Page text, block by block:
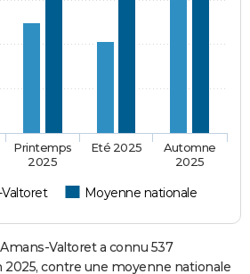
Moyenne nationale
Printemps
2025
Eté 2025
Automne
2025
Valtoret a connu 537
contre une moyenne nationale